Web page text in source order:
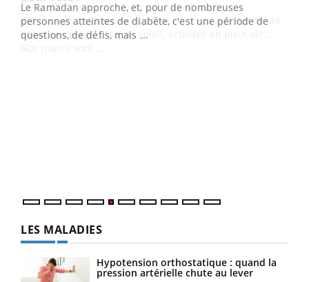
Le Ramadan approche, et, pour de nombreuses
personnes atteintes de diabète, c'est une période de
questions, de défis, mais ...
LES MALADIES
Hypotension orthostatique : quand la
pression artérielle chute au lever